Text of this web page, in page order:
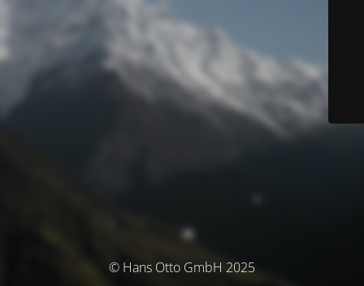
© Hans Otto GmbH 2025